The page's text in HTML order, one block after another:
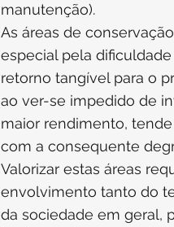
manutenção).
As áreas de
especial pela
retorno tangível para o
ao ver-se impedido de
maior rendimento,
com a consequente
Valorizar estas áreas
envolvimento tanto do
da sociedade em geral,